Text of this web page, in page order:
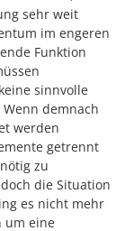
sehr weit
im engeren
Funktion
sinnvolle
demnach
werden
getrennt
zu
die Situation
es nicht mehr
um eine